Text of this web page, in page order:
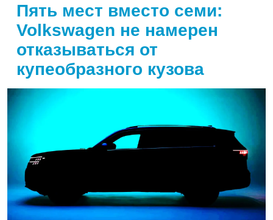
Пять мест вместо семи:
Volkswagen не намерен
отказываться от
купеобразного кузова